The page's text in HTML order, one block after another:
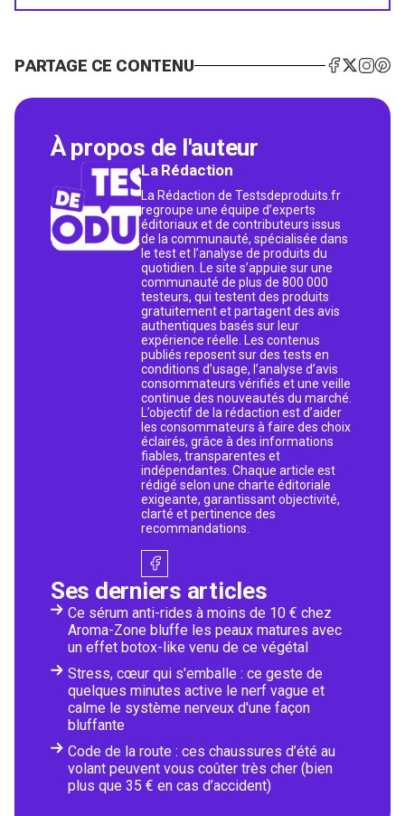
PARTAGE CE CONTENU
À propos de l'auteur
La Rédaction
La Rédaction de Testsdeproduits.fr
regroupe une équipe d’experts
éditoriaux et de contributeurs issus
de la communauté, spécialisée dans
le test et l’analyse de produits du
quotidien. Le site s’appuie sur une
communauté de plus de 800 000
testeurs, qui testent des produits
gratuitement et partagent des avis
authentiques basés sur leur
expérience réelle. Les contenus
publiés reposent sur des tests en
conditions d’usage, l’analyse d’avis
consommateurs vérifiés et une veille
continue des nouveautés du marché.
L’objectif de la rédaction est d’aider
les consommateurs à faire des choix
éclairés, grâce à des informations
fiables, transparentes et
indépendantes. Chaque article est
rédigé selon une charte éditoriale
exigeante, garantissant objectivité,
clarté et pertinence des
recommandations.
Ses derniers articles
Ce sérum anti-rides à moins de 10 € chez
Aroma-Zone bluffe les peaux matures avec
un effet botox-like venu de ce végétal
Stress, cœur qui s'emballe : ce geste de
quelques minutes active le nerf vague et
calme le système nerveux d'une façon
bluffante
Code de la route : ces chaussures d’été au
volant peuvent vous coûter très cher (bien
plus que 35 € en cas d’accident)